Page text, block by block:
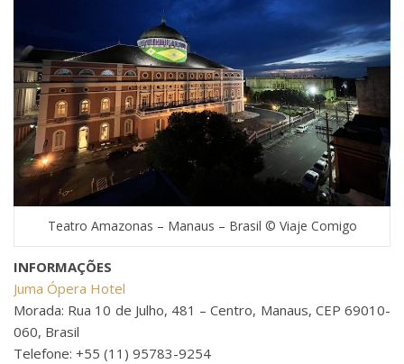
Teatro Amazonas – Manaus – Brasil © Viaje Comigo
INFORMAÇÕES
Juma Ópera Hotel
Morada: Rua 10 de Julho, 481 – Centro, Manaus, CEP 69010-
060, Brasil
Telefone: +55 (11) 95783-9254